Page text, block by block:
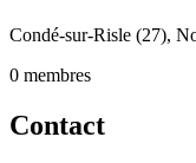
Condé-sur-Risle (27),
0 membres
Contact